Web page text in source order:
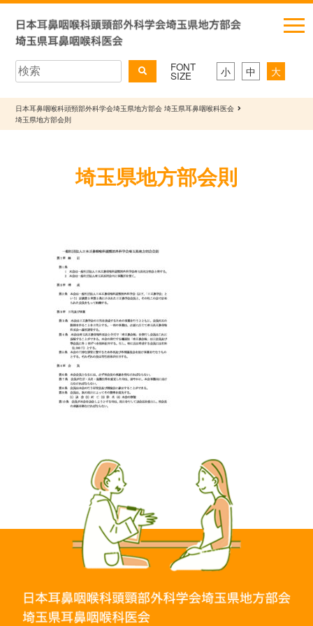
FONT
SIZE 小 中 大
日本耳鼻咽喉科頭頸部外科学会埼玉県地方部会 埼玉県耳鼻咽喉科医会
埼玉県地方部会則
埼玉県地方部会則